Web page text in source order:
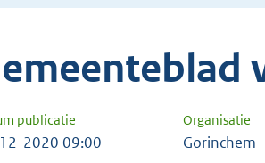
publicatie Organisatie
2020 09:00 Gorinchem